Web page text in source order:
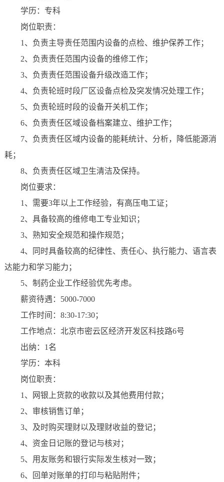
学历：专科
岗位职责：
1、负责主导责任范围内设备的点检、维护保养工作；
2、负责责任范围内设备的维修工作；
3、负责责任范围设备升级改造工作；
4、负责轮班时段厂区设备点检及突发情况处理工作；
5、负责轮班时段的设备开关机工作；
6、负责责任区域设备档案建立、维护工作；
7、负责责任区域内设备的能耗统计、分析，降低能源消
耗；
8、负责责任区域卫生清洁及保持。
岗位要求：
1、需要3年以上工作经验，有高压电工证；
2、具备较高的维修电工专业知识；
3、熟知安全规范和操作规范；
4、同时具备较高的纪律性、责任心、执行能力、语言表
达能力和学习能力‌；
5、制药企业工作经验优先考虑。
薪资待遇：5000-7000
工作时间：8:30-17:30；
工作地点：北京市密云区经济开发区科技路6号
出纳：1名
学历：本科
岗位职责：
1、网银上货款的收款以及其他费用付款；
2、审核销售订单；
3、及时购买理财以及理财收益的登记；
4、资金日记账的登记与核对；
5、用友账务和银行实际发生核对一致；
6、回单对账单的打印与粘贴附件；